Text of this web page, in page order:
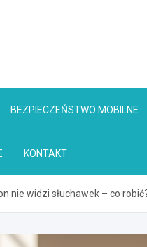
BEZPIECZEŃSTWO MOBILNE
KONTAKT
nie widzi słuchawek – co